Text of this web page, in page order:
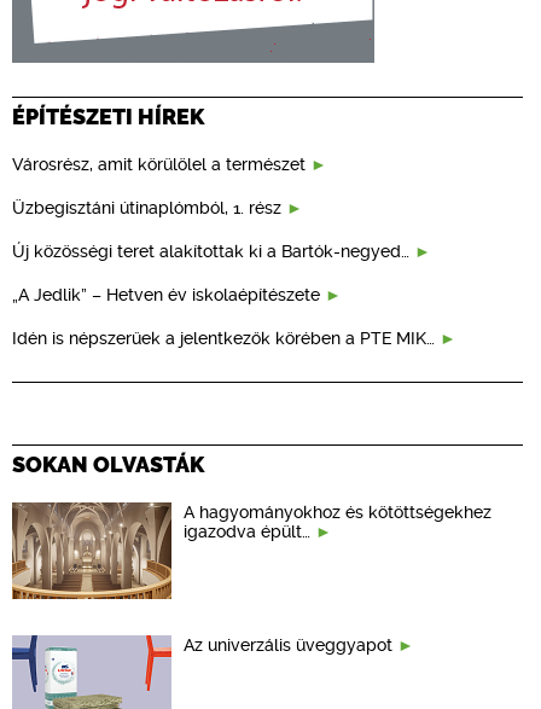
ÉPÍTÉSZETI HÍREK
Városrész, amit körülölel a természet
Üzbegisztáni útinaplómból, 1. rész
Új közösségi teret alakítottak ki a Bartók-negyed…
„A Jedlik” – Hetven év iskolaépítészete
Idén is népszerűek a jelentkezők körében a PTE MIK…
SOKAN OLVASTÁK
A hagyományokhoz és kötöttségekhez
igazodva épült…
Az univerzális üveggyapot